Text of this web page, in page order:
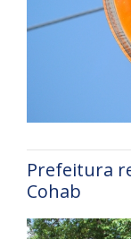
Prefeitura
Cohab